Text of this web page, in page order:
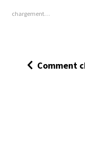
chargement…
Comment